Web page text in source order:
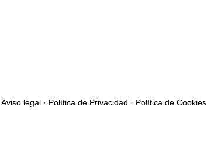
Aviso legal· Política de Privacidad · Política de Cookies